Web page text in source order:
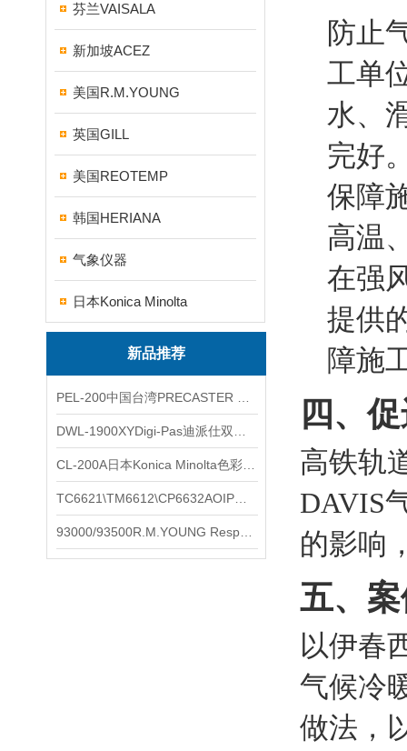
芬兰VAISALA
新加坡ACEZ
美国R.M.YOUNG
英国GILL
美国REOTEMP
韩国HERIANA
气象仪器
日本Konica Minolta
新品推荐
防止
工单
水、
完好
保障
高温
在强
提供
障施
四、
高铁轨
DAVIS
的影响
五、
以伊春
气候冷
做法，